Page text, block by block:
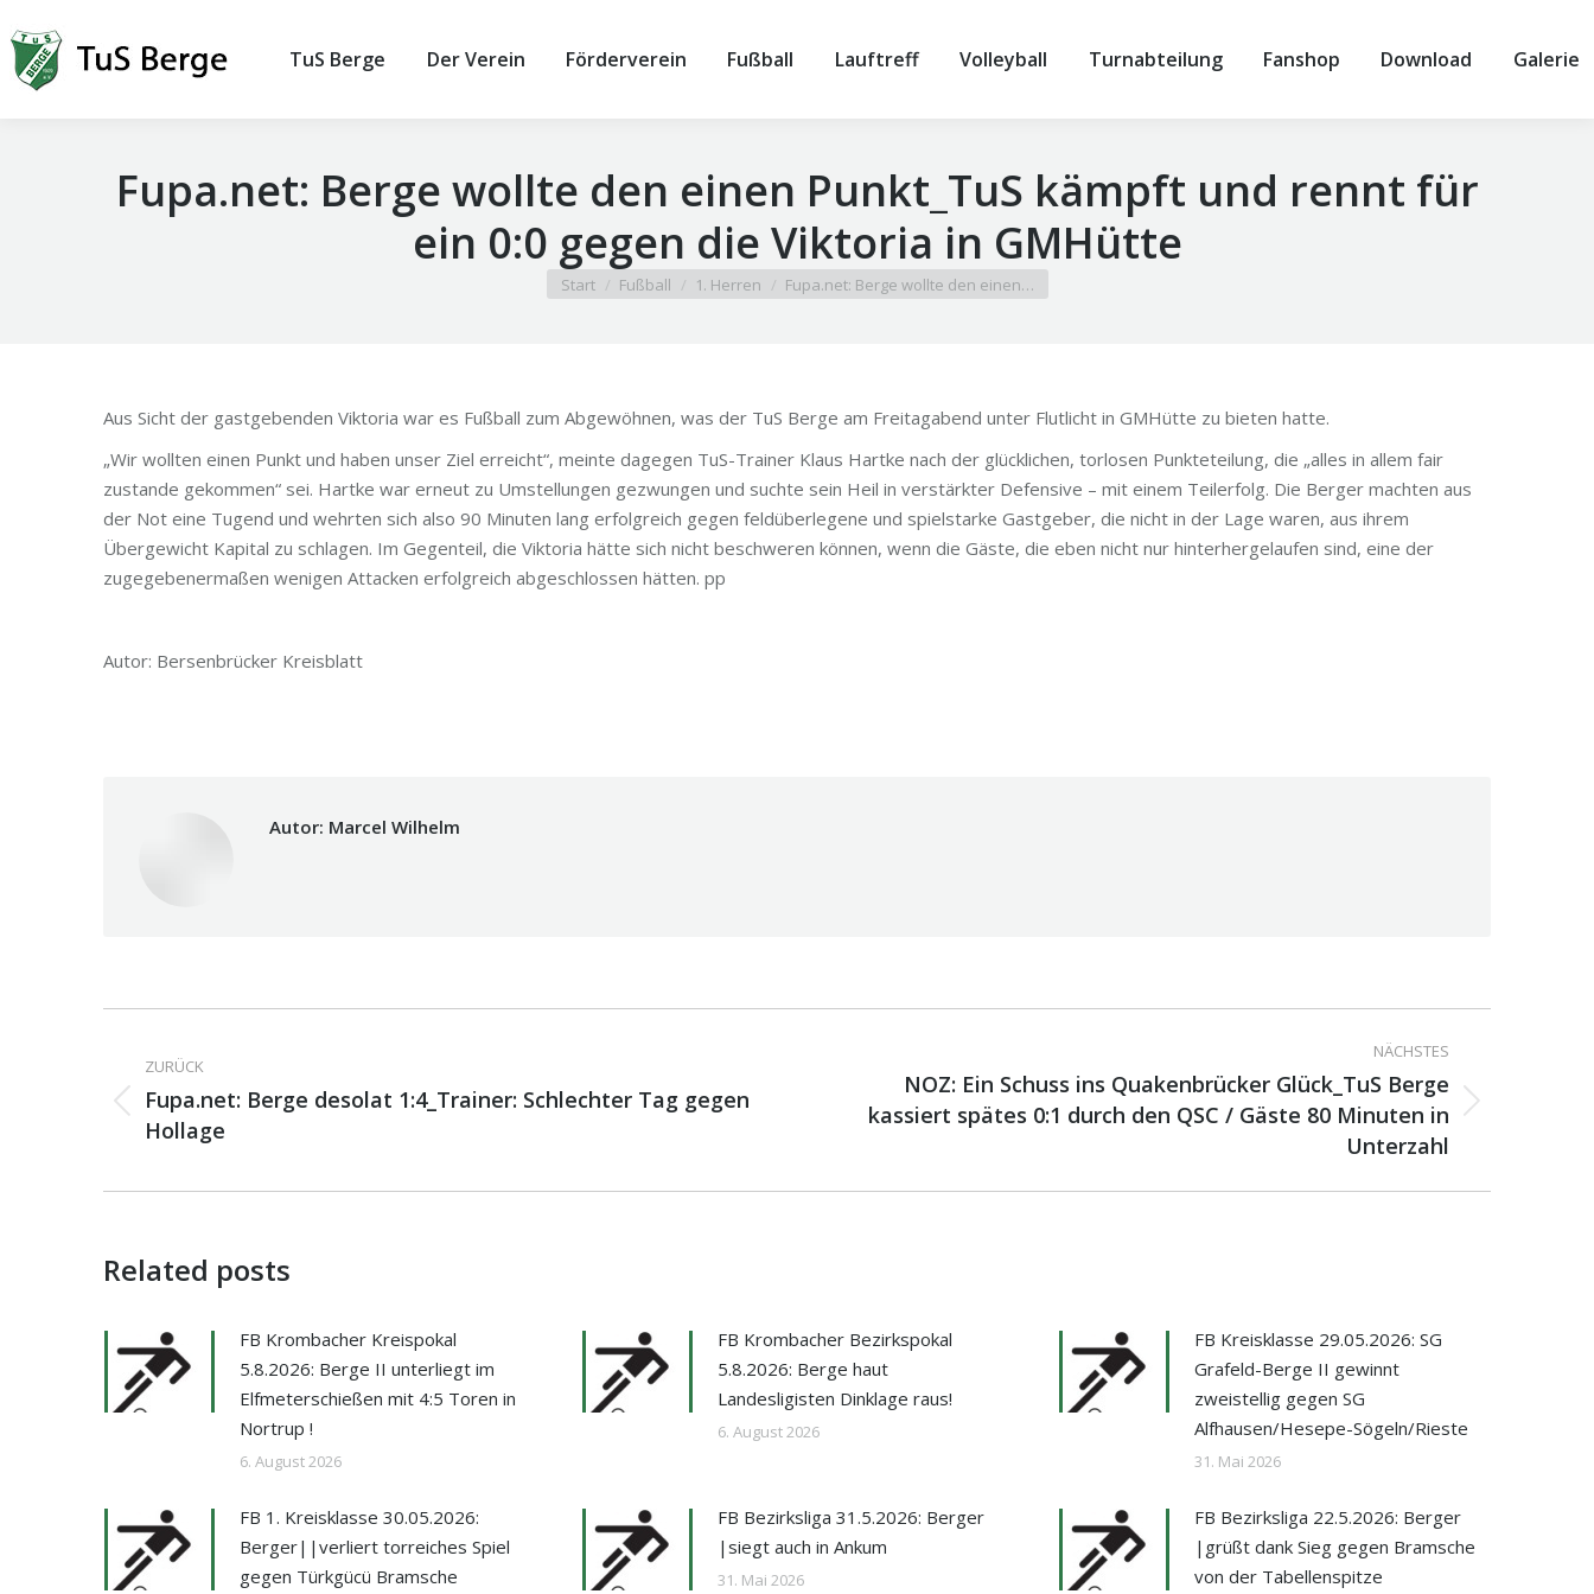
TuS Berge Der Verein Förderverein Fußball Lauftreff Volleyball Turnabteilung Fanshop Download Galerie
Fupa.net: Berge wollte den einen Punkt_TuS kämpft und rennt für
ein 0:0 gegen die Viktoria in GMHütte
Sie befinden sich hier:
Start Fußball 1. Herren Fupa.net: Berge wollte den einen…
Aus Sicht der gastgebenden Viktoria war es Fußball zum Abgewöhnen, was der TuS Berge am Freitagabend unter Flutlicht in GMHütte zu bieten hatte.
„Wir wollten einen Punkt und haben unser Ziel erreicht“, meinte dagegen TuS-Trainer Klaus Hartke nach der glücklichen, torlosen Punkteteilung, die „alles in allem fair
zustande gekommen“ sei. Hartke war erneut zu Umstellungen gezwungen und suchte sein Heil in verstärkter Defensive – mit einem Teilerfolg. Die Berger machten aus
der Not eine Tugend und wehrten sich also 90 Minuten lang erfolgreich gegen feldüberlegene und spielstarke Gastgeber, die nicht in der Lage waren, aus ihrem
Übergewicht Kapital zu schlagen. Im Gegenteil, die Viktoria hätte sich nicht beschweren können, wenn die Gäste, die eben nicht nur hinterhergelaufen sind, eine der
zugegebenermaßen wenigen Attacken erfolgreich abgeschlossen hätten. pp
Autor: Bersenbrücker Kreisblatt
Autor: Marcel Wilhelm
ZURÜCK
Vorheriger
Beitrag:
Fupa.net: Berge desolat 1:4_Trainer: Schlechter Tag gegen
Hollage
NÄCHSTES
Nächster
NOZ: Ein Schuss ins Quakenbrücker Glück_TuS Berge
kassiert spätes 0:1 durch den QSC / Gäste 80 Minuten in
Unterzahl
Related posts
FB Krombacher Kreispokal
5.8.2026: Berge II unterliegt im
Elfmeterschießen mit 4:5 Toren in
Nortrup !
6. August 2026
FB Krombacher Bezirkspokal
5.8.2026: Berge haut
Landesligisten Dinklage raus!
6. August 2026
FB Kreisklasse 29.05.2026: SG
Grafeld-Berge II gewinnt
zweistellig gegen SG
Alfhausen/Hesepe-Sögeln/Rieste
31. Mai 2026
FB 1. Kreisklasse 30.05.2026:
Berger||verliert torreiches Spiel
gegen Türkgücü Bramsche
FB Bezirksliga 31.5.2026: Berger
|siegt auch in Ankum
31. Mai 2026
FB Bezirksliga 22.5.2026: Berger
|grüßt dank Sieg gegen Bramsche
von der Tabellenspitze